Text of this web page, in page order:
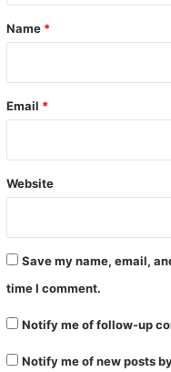
*
Name *
Email *
Website
Save my name, email,
time I comment.
Notify me of follow-up
Notify me of new posts